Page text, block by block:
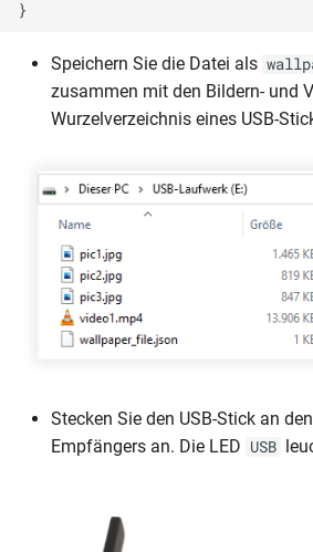
Speichern Sie die Datei als
zusammen mit den Bildern- und
Wurzelverzeichnis eines USB-
Stecken Sie den USB-Stick an
Empfängers an. Die LED USB